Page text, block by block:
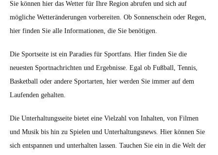
Sie können hier das Wetter für Ihre Region abrufen und sich auf
mögliche Wetteränderungen vorbereiten. Ob Sonnenschein oder Regen,
hier finden Sie alle Informationen, die Sie benötigen.
Die Sportseite ist ein Paradies für Sportfans. Hier finden Sie die
neuesten Sportnachrichten und Ergebnisse. Egal ob Fußball, Tennis,
Basketball oder andere Sportarten, hier werden Sie immer auf dem
Laufenden gehalten.
Die Unterhaltungsseite bietet eine Vielzahl von Inhalten, von Filmen
und Musik bis hin zu Spielen und Unterhaltungsnews. Hier können Sie
sich entspannen und unterhalten lassen. Tauchen Sie ein in die Welt der